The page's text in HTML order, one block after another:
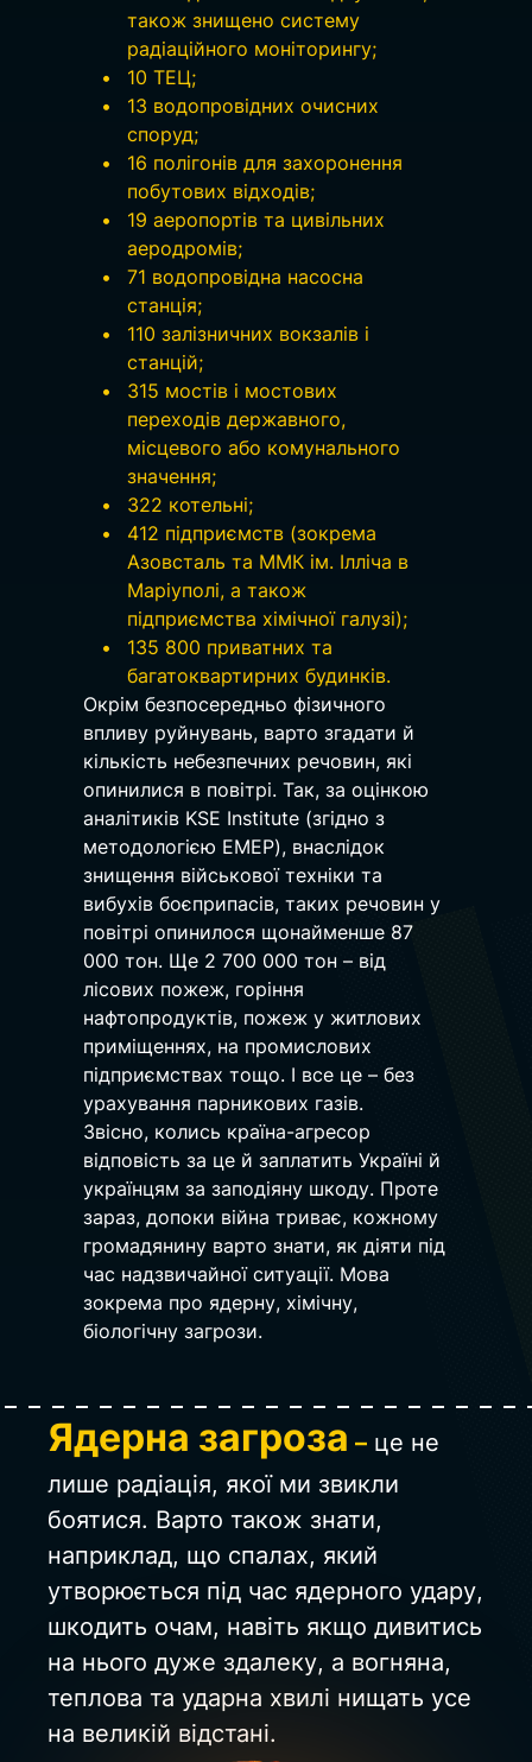
також знищено систему
радіаційного моніторингу;
10 ТЕЦ;
13 водопровідних очисних
споруд;
16 полігонів для захоронення
побутових відходів;
19 аеропортів та цивільних
аеродромів;
71 водопровідна насосна
станція;
110 залізничних вокзалів і
станцій;
315 мостів і мостових
переходів державного,
місцевого або комунального
значення;
322 котельні;
412 підприємств (зокрема
Азовсталь та ММК ім. Ілліча в
Маріуполі, а також
підприємства хімічної галузі);
135 800 приватних та
багатоквартирних будинків.
Окрім безпосередньо фізичного
впливу руйнувань, варто згадати й
кількість небезпечних речовин, які
опинилися в повітрі. Так, за оцінкою
аналітиків KSE Institute (згідно з
методологією ЕМЕР), внаслідок
знищення військової техніки та
вибухів боєприпасів, таких речовин у
повітрі опинилося щонайменше 87
000 тон. Ще 2 700 000 тон – від
лісових пожеж, горіння
нафтопродуктів, пожеж у житлових
приміщеннях, на промислових
підприємствах тощо. І все це – без
урахування парникових газів.
Звісно, колись країна-агресор
відповість за це й заплатить Україні й
українцям за заподіяну шкоду. Проте
зараз, допоки війна триває, кожному
громадянину варто знати, як діяти під
час надзвичайної ситуації. Мова
зокрема про ядерну, хімічну,
біологічну загрози.
Ядерна загроза – це не
лише радіація, якої ми звикли
боятися. Варто також знати,
наприклад, що спалах, який
утворюється під час ядерного удару,
шкодить очам, навіть якщо дивитись
на нього дуже здалеку, а вогняна,
теплова та ударна хвилі нищать усе
на великій відстані.